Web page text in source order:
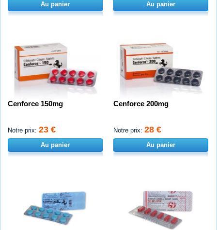
Au panier Au panier
Cenforce 150mg
Notre prix: 23 €
Au panier
Cenforce 200mg
Notre prix: 28 €
Au panier